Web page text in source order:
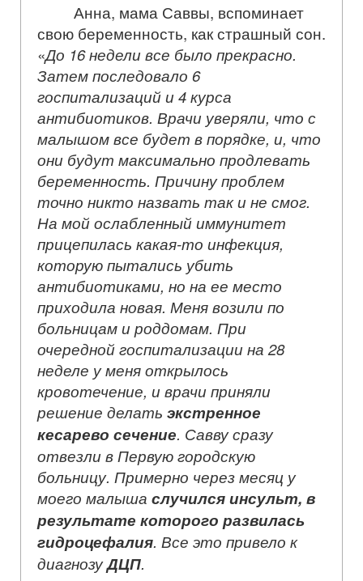
Анна, мама Саввы, вспоминает
свою беременность, как страшный сон.
«До 16 недели все было прекрасно.
Затем последовало 6
госпитализаций и 4 курса
антибиотиков. Врачи уверяли, что с
малышом все будет в порядке, и, что
они будут максимально продлевать
беременность. Причину проблем
точно никто назвать так и не смог.
На мой ослабленный иммунитет
прицепилась какая-то инфекция,
которую пытались убить
антибиотиками, но на ее место
приходила новая. Меня возили по
больницам и роддомам. При
очередной госпитализации на 28
неделе у меня открылось
кровотечение, и врачи приняли
решение делать экстренное
кесарево сечение. Савву сразу
отвезли в Первую городскую
больницу. Примерно через месяц у
моего малыша случился инсульт, в
результате которого развилась
гидроцефалия. Все это привело к
диагнозуДЦП.